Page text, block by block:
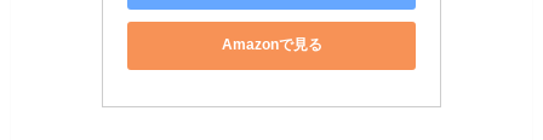
Amazonで見る